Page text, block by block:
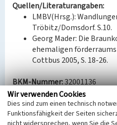
Quellen/Literaturangaben:
LMBV(Hrsg.):
Tröbitz/Domsdorf. S.10.
Georg Mader: Die
ehemaligen
Cottbus 2005, S. 18-26.
BKM-Nummer:32001136
(Erfassungsprojekt Lausitz,
Wir verwenden Cookies
Dies sind zum einen technisch
Funktionsfähigkeit der Seiten